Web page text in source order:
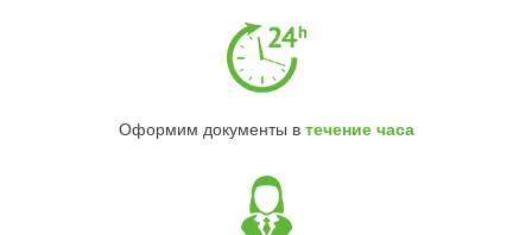
Оформим документы в течение часа